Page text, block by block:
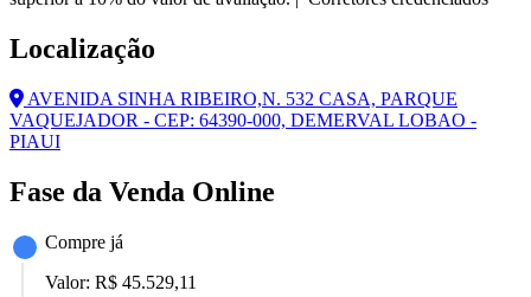
Localização
AVENIDA SINHA RIBEIRO,N. 532 CASA, PARQUE
VAQUEJADOR - CEP: 64390-000, DEMERVAL LOBAO -
PIAUI
Fase da Venda Online
Compre já
Valor: R$ 45.529,11